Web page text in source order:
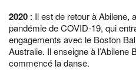
2020 : Il est de retour à Abilene,
pandémie de COVID-19, qui
engagements avec le Boston
Australie. Il enseigne à l’Abilene
commencé la danse.